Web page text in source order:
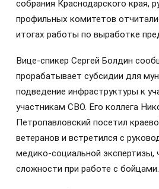
собрания Краснодарского края,
профильных комитетов
итогах работы по выработке
Вице-спикер Сергей Болдин
прорабатывает субсидии для
подведение инфраструктуры к
участникам СВО. Его коллега
Петропавловский посетил
ветеранов и встретился с
медико-социальной экспертизы,
сложности при работе с бойцами.